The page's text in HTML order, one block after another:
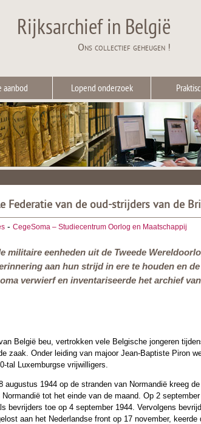
Rijksarchief in België
Ons collectief geheugen !
aanbod Lopend onderzoek
Federatie van de oud-strijders van de
- CegeSoma – Studiecentrum Oorlog en Maatschappij
militaire eenheden uit de Tweede
aan hun strijd in ere te houden en
verwierf en inventariseerde het archief
België beu, vertrokken vele Belgische jongeren
zaak. Onder leiding van majoor Jean-Baptiste Piron
tal Luxemburgse vrijwilligers.
augustus 1944 op de stranden van Normandië kreeg
Normandië tot het einde van de maand. Op 2
bevrijders toe op 4 september 1944. Vervolgens
aan het Nederlandse front op 17 november,